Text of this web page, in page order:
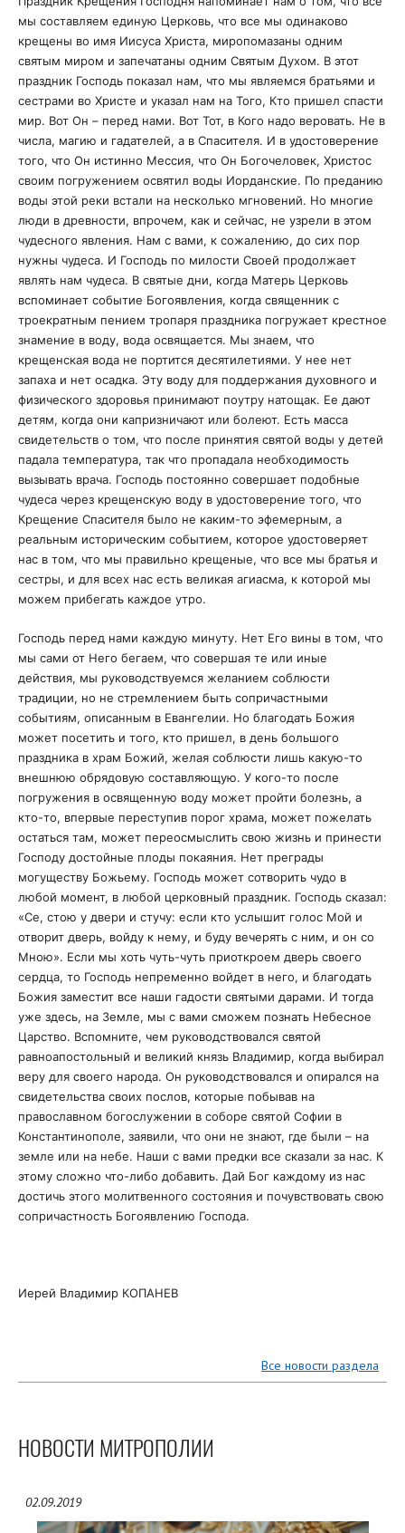
мы составляем единую Церковь, что все мы одинаково
крещены во имя Иисуса Христа, миропомазаны одним
святым миром и запечатаны одним Святым Духом. В этот
праздник Господь показал нам, что мы являемся братьями и
сестрами во Христе и указал нам на Того, Кто пришел спасти
мир. Вот Он – перед нами. Вот Тот, в Кого надо веровать. Не в
числа, магию и гадателей, а в Спасителя. И в удостоверение
того, что Он истинно Мессия, что Он Богочеловек, Христос
своим погружением освятил воды Иорданские. По преданию
воды этой реки встали на несколько мгновений. Но многие
люди в древности, впрочем, как и сейчас, не узрели в этом
чудесного явления. Нам с вами, к сожалению, до сих пор
нужны чудеса. И Господь по милости Своей продолжает
являть нам чудеса. В святые дни, когда Матерь Церковь
вспоминает событие Богоявления, когда священник с
троекратным пением тропаря праздника погружает крестное
знамение в воду, вода освящается. Мы знаем, что
крещенская вода не портится десятилетиями. У нее нет
запаха и нет осадка. Эту воду для поддержания духовного и
физического здоровья принимают поутру натощак. Ее дают
детям, когда они капризничают или болеют. Есть масса
свидетельств о том, что после принятия святой воды у детей
падала температура, так что пропадала необходимость
вызывать врача. Господь постоянно совершает подобные
чудеса через крещенскую воду в удостоверение того, что
Крещение Спасителя было не каким-то эфемерным, а
реальным историческим событием, которое удостоверяет
нас в том, что мы правильно крещеные, что все мы братья и
сестры, и для всех нас есть великая агиасма, к которой мы
можем прибегать каждое утро.
Господь перед нами каждую минуту. Нет Его вины в том, что
мы сами от Него бегаем, что совершая те или иные
действия, мы руководствуемся желанием соблюсти
традиции, но не стремлением быть сопричастными
событиям, описанным в Евангелии. Но благодать Божия
может посетить и того, кто пришел, в день большого
праздника в храм Божий, желая соблюсти лишь какую-то
внешнюю обрядовую составляющую. У кого-то после
погружения в освященную воду может пройти болезнь, а
кто-то, впервые переступив порог храма, может пожелать
остаться там, может переосмыслить свою жизнь и принести
Господу достойные плоды покаяния. Нет преграды
могуществу Божьему. Господь может сотворить чудо в
любой момент, в любой церковный праздник. Господь сказал:
«Се, стою у двери и стучу: если кто услышит голос Мой и
отворит дверь, войду к нему, и буду вечерять с ним, и он со
Мною». Если мы хоть чуть-чуть приоткроем дверь своего
сердца, то Господь непременно войдет в него, и благодать
Божия заместит все наши гадости святыми дарами. И тогда
уже здесь, на Земле, мы с вами сможем познать Небесное
Царство. Вспомните, чем руководствовался святой
равноапостольный и великий князь Владимир, когда выбирал
веру для своего народа. Он руководствовался и опирался на
свидетельства своих послов, которые побывав на
православном богослужении в соборе святой Софии в
Константинополе, заявили, что они не знают, где были – на
земле или на небе. Наши с вами предки все сказали за нас. К
этому сложно что-либо добавить. Дай Бог каждому из нас
достичь этого молитвенного состояния и почувствовать свою
сопричастность Богоявлению Господа.
Иерей Владимир КОПАНЕВ
Все новости раздела
НОВОСТИ МИТРОПОЛИИ
02.09.2019